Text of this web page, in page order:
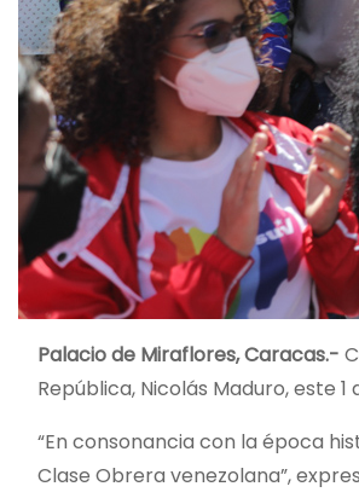
Palacio de Miraflores, Caracas.-
República, Nicolás Maduro, este
“En consonancia con la época
Clase Obrera venezolana”,